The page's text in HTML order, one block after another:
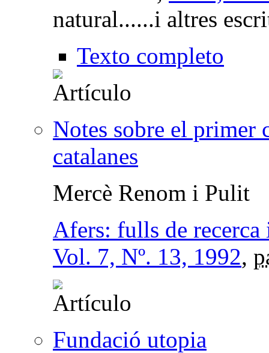
natural......i altres
Texto completo
Notes sobre el primer
catalanes
Mercè Renom i Pulit
Afers: fulls de recerca
Vol. 7, Nº. 13, 1992,
Fundació utopia